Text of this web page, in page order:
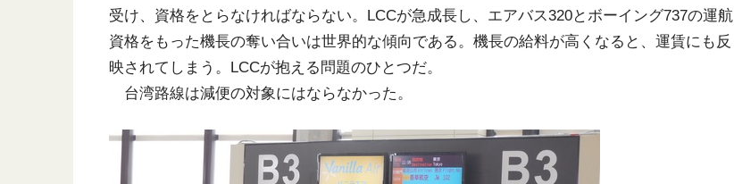
受け、資格をとらなければならない。LCCが急成長し、エアバス320とボーイング737の運航
資格をもった機長の奪い合いは世界的な傾向である。機長の給料が高くなると、運賃にも反
映されてしまう。LCCが抱える問題のひとつだ。
台湾路線は減便の対象にはならなかった。